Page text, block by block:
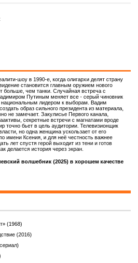
шоу в 1990-е, когда олигархи делят страну
становится главным оружием нового
больше, чем танки. Случайная встреча с
Путиным меняет все - серый чиновник
национальным лидером к выборам. Вадим
образ сильного президента из материала,
не замечает. Закулисье Первого канала,
секретные встречи с магнатами вроде
точно бьет в цель аудитории. Телевизионщик
но одна женщина ускользает от его
имени Ксения, и для неё честность важнее
лет спустя герой выходит из тени и готов
делается история через экран.
волшебник (2025) в хорошем качестве
(1968)
(2016)